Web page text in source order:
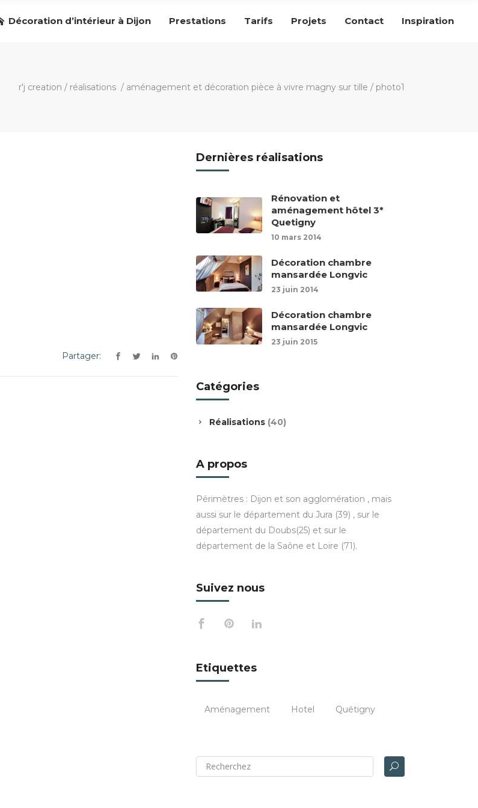
Décoration d’intérieur à Dijon Prestations Tarifs Projets Contact Inspiration
r'j creation / réalisations / aménagement et décoration pièce à vivre magny sur tille / photo1
Partager:
Dernières réalisations
Rénovation et
aménagement hôtel 3*
Quetigny
10 mars 2014
Décoration chambre
mansardée Longvic
23 juin 2014
Décoration chambre
mansardée Longvic
23 juin 2015
Catégories
Réalisations (40)
A propos
Périmètres : Dijon et son agglomération , mais
aussi sur le département du Jura (39) , sur le
département du Doubs(25) et sur le
département de la Saône et Loire (71).
Suivez nous
Etiquettes
Aménagement Hotel Quétigny